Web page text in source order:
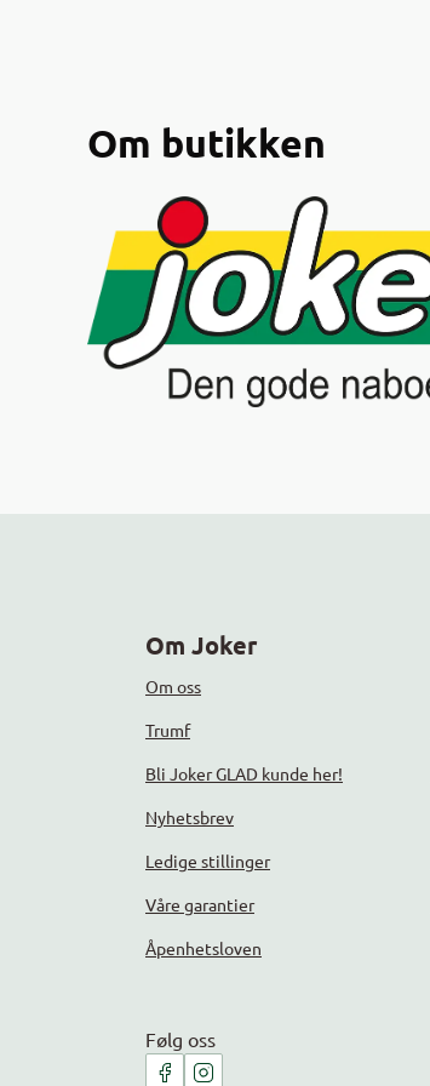
Om butikken
Om Joker
Om oss
Trumf
Bli Joker GLAD kunde her!
Nyhetsbrev
Ledige stillinger
Våre garantier
Åpenhetsloven
Følg oss